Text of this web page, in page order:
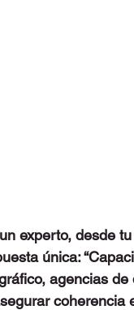
experto, desde
única:
agencias de